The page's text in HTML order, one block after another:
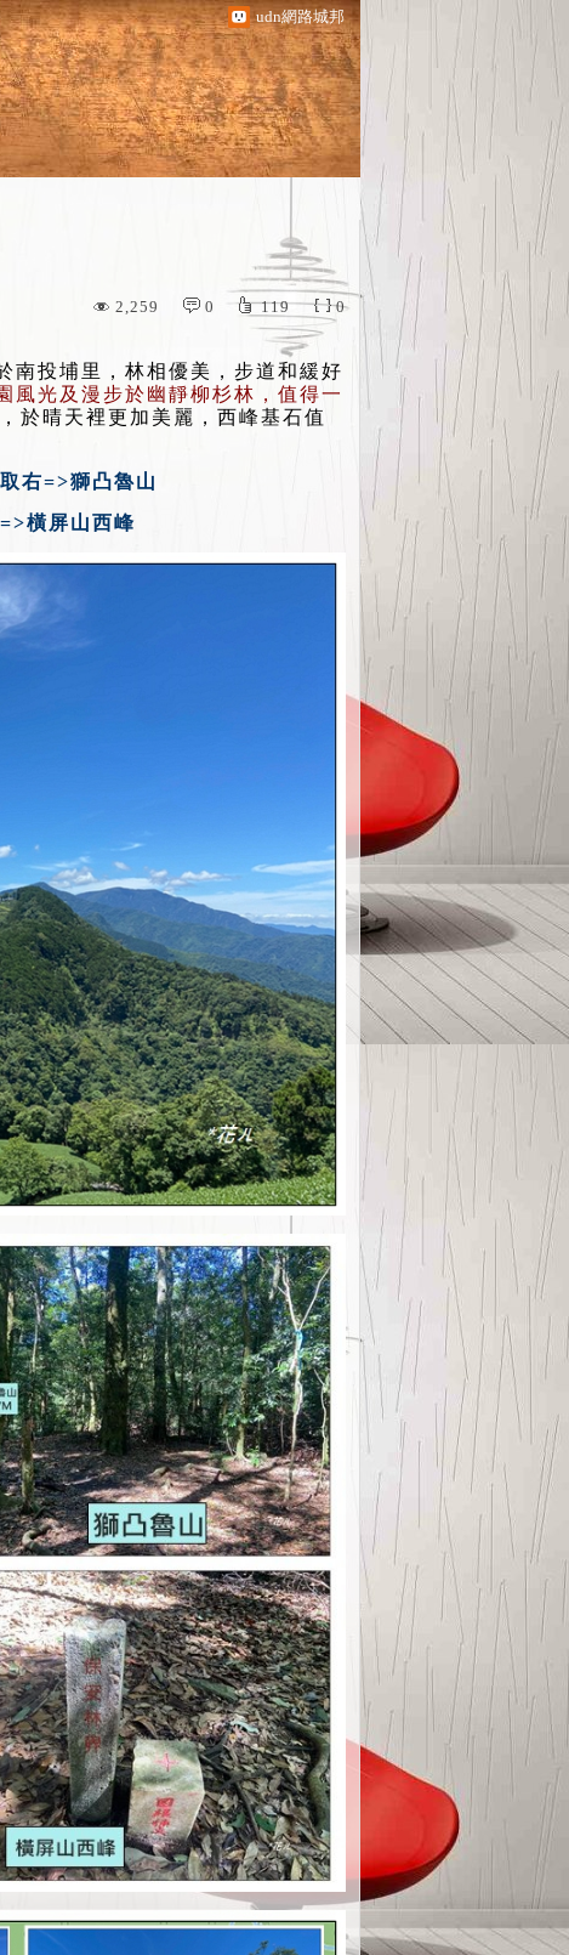
udn網路城邦
2,259 0 119 0
投埔里，林相優美，步道和緩好
風光及漫步於幽靜柳杉林，值得一
於晴天裡更加美麗，西峰基石值
右=>獅凸魯山
橫屏山西峰